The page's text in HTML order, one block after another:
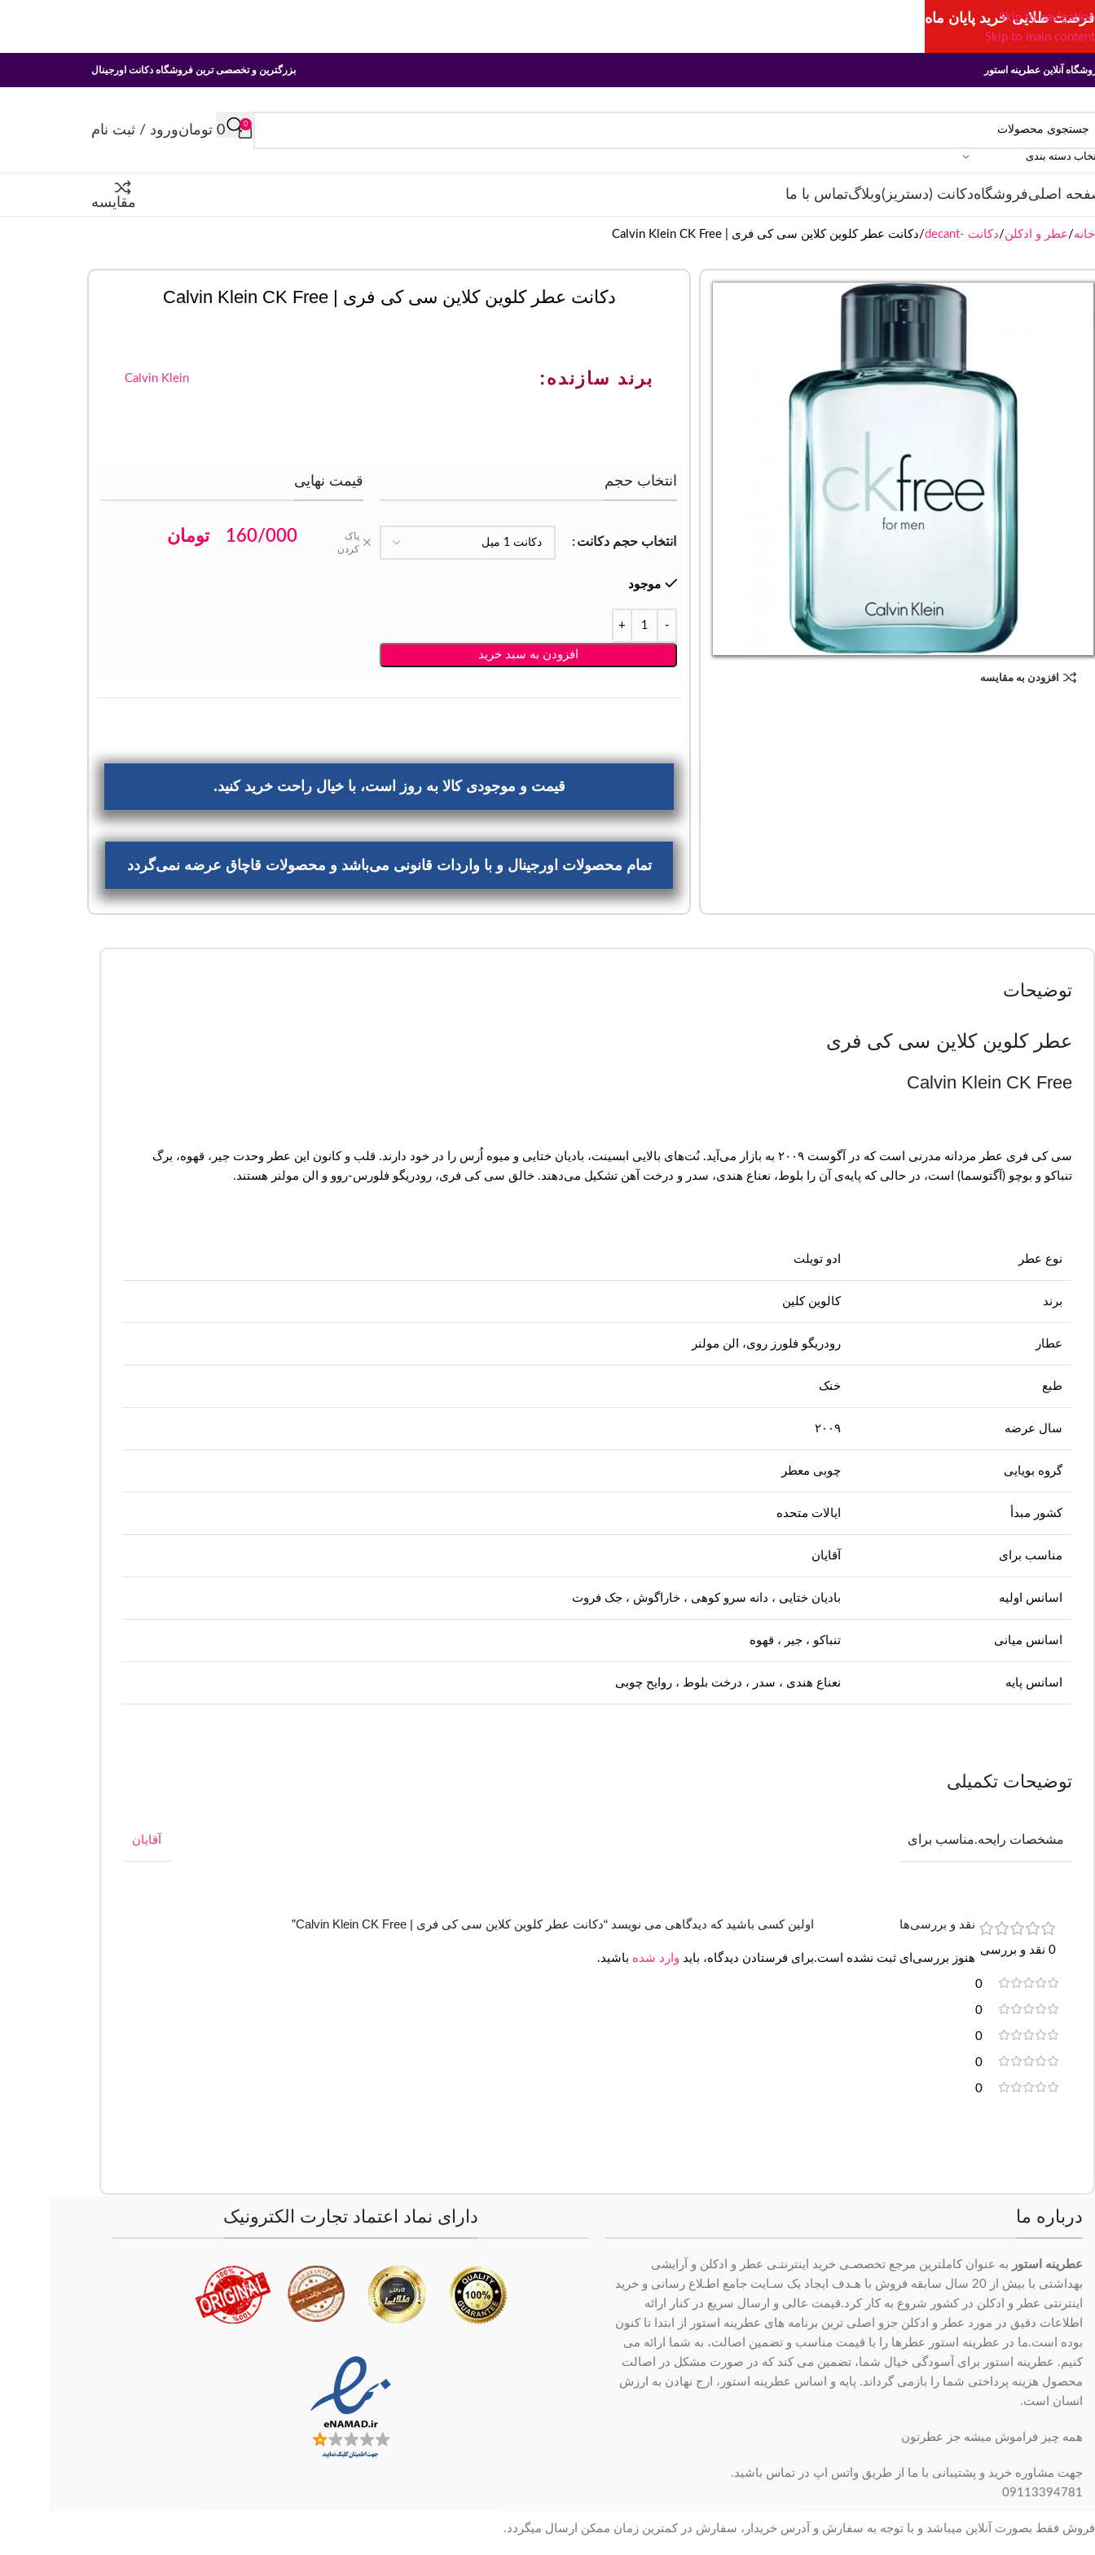
Skip to navigation
Skip to main content
آنلاین عطرینه استور بزرگترین و تخصصی ترین فروشگاه دکانت اورجینال
دسته بندی
0
0 تومانورود / ثبت نام
اصلیفروشگاهدکانت (دستریز)وبلاگتماس با ما
مقایسه
خانه عطر و ادکلن دکانت -decant دکانت عطر کلوین کلاین سی کی فری | Calvin Klein CK Free
افزودن به مقایسه
دکانت عطر کلوین کلاین سی کی فری | Calvin Klein CK Free
برند سازنده: Calvin Klein
انتخاب حجم
انتخاب حجم دکانت
پاک
کردن
موجود
افزودن به سبد خرید
قیمت نهایی
160/000 تومان
قیمت و موجودی کالا به روز است، با خیال راحت خرید کنید.
تمام محصولات اورجینال و با واردات قانونی می‌باشد و محصولات قاچاق عرضه نمی‌گردد
توضیحات
عطر کلوین کلاین سی کی فری
Calvin Klein CK Free
سی کی فری عطر مردانه مدرنی است که در آگوست ۲۰۰۹ به بازار می‌آید. نُت‌های بالایی ابسینت، بادیان ختایی و میوه اُرس را در خود دارند. قلب و کانون این عطر وحدت جیر، قهوه، برگ
تنباکو و بوچو (آگتوسما) است، در حالی که پایه‌ی آن را بلوط، نعناع هندی، سدر و درخت آهن تشکیل می‌دهند. خالق سی کی فری، رودریگو فلورس-روو و الن مولنر هستند.
نوع عطر ادو تویلت
برند کالوین کلین
عطار رودریگو فلورز روی، الن مولنر
طبع خنک
سال عرضه ۲۰۰۹
گروه بویایی چوبی معطر
کشور مبدأ ایالات متحده
مناسب برای آقایان
اسانس اولیه بادیان ختایی ، دانه سرو کوهی ، خاراگوش ، جک فروت
اسانس میانی تنباکو ، جیر ، قهوه
اسانس پایه نعناع هندی ، سدر ، درخت بلوط ، روایح چوبی
توضیحات تکمیلی
مشخصات رایحه.مناسب برای آقایان
0 نقد و بررسی
0
0
0
0
0
نقد و بررسی‌ها
هنوز بررسی‌ای ثبت نشده است.
اولین کسی باشید که دیدگاهی می نویسد “دکانت عطر کلوین کلاین سی کی فری | Calvin Klein CK Free”
برای فرستادن دیدگاه، باید وارد شده باشید.
درباره ما
عطرینه استور به عنوان کاملترین مرجع تخصصـی خرید اینترنتـی عطر و ادکلن و آرایشی
بهداشتی با بیش از 20 سال سابقه فروش با هـدف ایجاد یک سـایت جامع اطـلاع رسانی و خرید
اینترنتی عطر و ادکلن در کشور شروع به کار کرد.قیمت عالی و ارسال سریع در کنار ارائه
اطلاعات دقیق در مورد عطر و ادکلن جزو اصلی ترین برنامه های عطرینه استور از ابتدا تا کنون
بوده است.ما در عطرینه استور عطرها را با قیمت مناسب و تضمین اصالت، به شما ارائه می
کنیم. عطرینه استور برای آسودگی خیال شما، تضمین می کند که در صورت مشکل در اصالت
محصول هزینه پرداختی شما را بازمی گرداند. پایه و اساس عطرینه استور، ارج نهادن به ارزش
انسان است.
همه چیز فراموش میشه جز عطرتون
جهت مشاوره خرید و پشتیبانی با ما از طریق واتس اپ در تماس باشید.
09113394781
دارای نماد اعتماد تجارت الکترونیک
فروش فقط بصورت آنلاین میباشد و با توجه به سفارش و آدرس خریدار، سفارش در کمترین زمان ممکن ارسال میگردد.
فرصت طلایی خرید پایان ماه